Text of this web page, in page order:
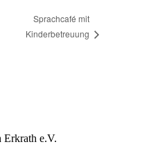
Sprachcafé mit
Kinderbetreuung
Erkrath e.V.